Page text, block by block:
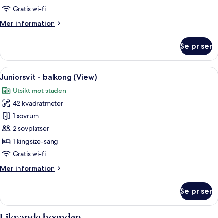
Gratis wi-fi
Mer information
Mer
rum
(View)
Se priser
Öppna
alla
foton
för
Juniorsvit
-
balkong
(View)
Juniorsvit - balkong (View) |
11
Juniorsvit - balkong (View)
Utsikt mot staden
42 kvadratmeter
1 sovrum
2 sovplatser
1 kingsize-säng
Gratis wi-fi
Mer information
Mer
-
balkong
Se priser